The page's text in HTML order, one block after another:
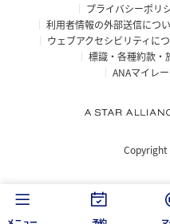
プライバシーポリ
利用者情報の外部送信につ
ウェブアクセシビリティに
標識・各種約款・
ANAマイレ